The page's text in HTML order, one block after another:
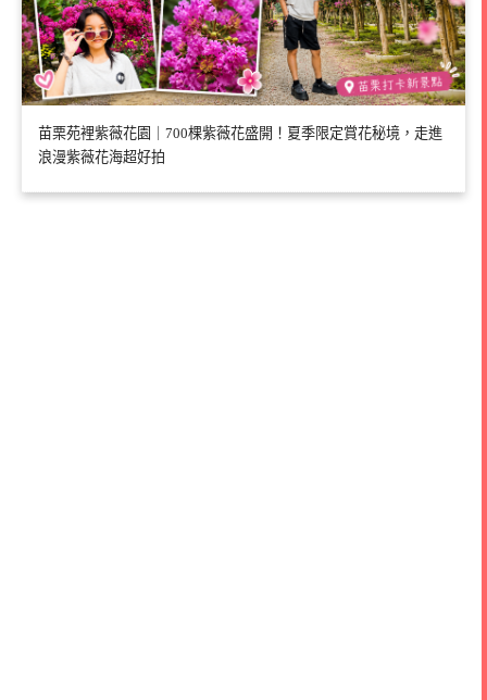
苗栗苑裡紫薇花園｜700棵紫薇花盛開！夏季限定賞花秘境，走進
浪漫紫薇花海超好拍